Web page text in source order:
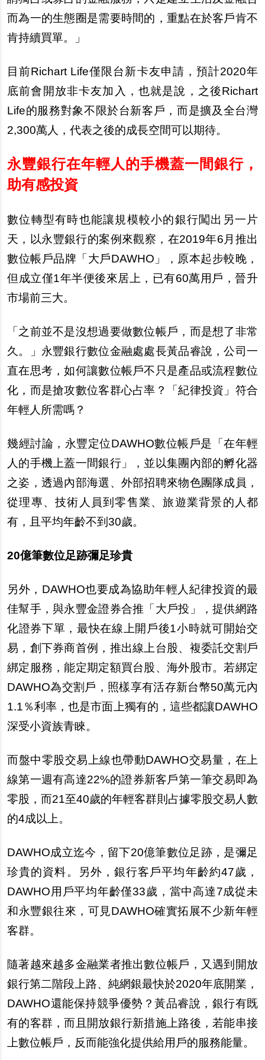
而為一的生態圈是需要時間的，重點在於客戶肯不
肯持續買單。」
目前Richart Life僅限台新卡友申請，預計2020年
底前會開放非卡友加入，也就是說 ，之後Richart
Life的服務對象不限於台新客 戶 ，而是擴及全台灣
2,300萬人，代表之後的成長空間可以期待。
永豐銀行在年輕人的手機蓋一間銀行，
助有感投資
數位轉型有時也能讓規模較小的銀行闖出 另一片
天，以永豐銀行的案例來觀察，在2019年6月推出
數位帳 戶品牌「大戶DAWHO 」，原本起步較晚 ，
但成立僅1年半便後來居上，已有60萬用 戶 ，晉升
市場前三大。
「之前並不是沒想過要做數位帳戶 ，而是想了非常
久。」永豐銀行數位金融處處長黃品睿說 ，公司一
直在思考，如何讓數位帳戶不只是產品或流程數位
化，而是搶攻數位客群心占率？「紀律投資」符合
年輕人所需嗎 ？
幾經討論，永豐定位DAWHO數位帳 戶是「在年輕
人的手機上蓋一間銀行」，並以集團內部的孵化器
之姿，透過內部海選、外部招聘來物色團隊成員，
從理專、技術人員到零售業、旅遊業背景的人都
有，且平均年齡不到30歲。
20億筆數位足跡彌足珍貴
另外，DAWHO也要成為協助年輕人紀律投資的最
佳幫手，與永豐金證券合推「大戶投」，提供網路
化證券下單，最快在線上開 戶後1小時就可開始交
易，創下券商首例，推出線上台股、複委託交割 戶
綁定服務，能定期定額買台股、海外股市。若綁定
DAWHO為交割 戶 ，照樣享有活存新台幣50萬元內
1.1％利率，也是市面上獨有的，這些都讓DAWHO
深受小資族青睞。
而盤中零股交易上線也帶動DAWHO交易量，在上
線第一週有高達22%的證券新客戶第一筆交易即為
零股，而21至40歲的年輕客群則占據零股交易人數
的4成以上。
DAWHO成立迄今，留下20億筆數位足跡，是彌足
珍貴的資料。
另外，銀行客 戶平均年齡約47歲 ，
DAWHO用 戶平均年齡僅33歲 ，當中高達7成從未
和永豐銀往來，可見DAWHO確實拓展不少新年輕
客群。
隨著越來越多金融業者推出數位帳戶 ，又遇到開放
銀行第二階段上路、純網銀最快於2020年底開業，
DAWHO還能保持競爭優勢？ 黃品睿說 ，銀行有既
有的客群，而且開放銀行新措施上路後，若能串接
上數位帳戶 ，反而能強化提供給用 戶的服務能量。